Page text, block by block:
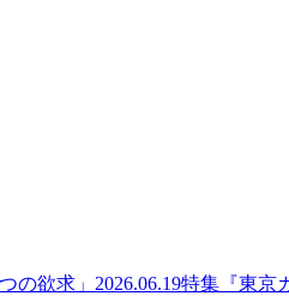
の欲求」 2026.06.19特集 『東